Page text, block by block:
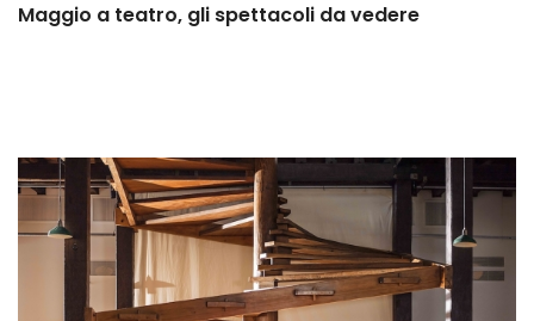
Maggio a teatro, gli spettacoli da vedere